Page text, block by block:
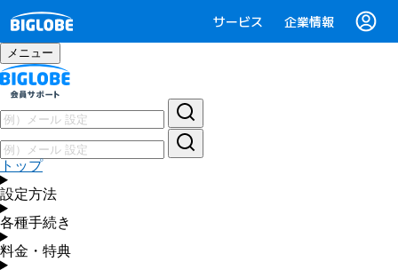
サービス 企業情報
メニュー
トップ
設定方法
各種手続き
料金・特典